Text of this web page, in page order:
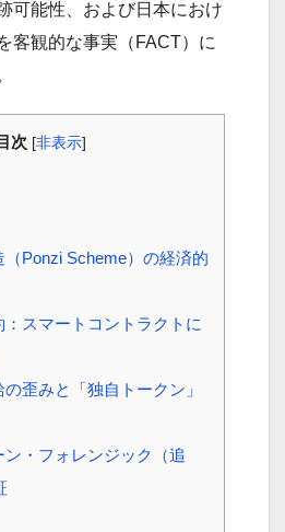
可能性、および日本におけ
客観的な事実（FACT）に
次 [非表示]
（Ponzi Scheme）の経済的
：スマートコントラクトに
歪みと「独自トークン」
ン・フォレンジック（追